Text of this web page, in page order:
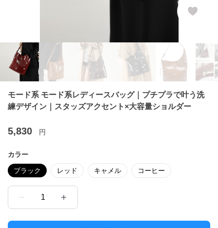
モード系 モード系レディースバッグ｜プチプラで叶う洗
練デザイン｜スタッズアクセント×大容量ショルダー
5,830 円
カラー
ブラック レッド キャメル コーヒー
1